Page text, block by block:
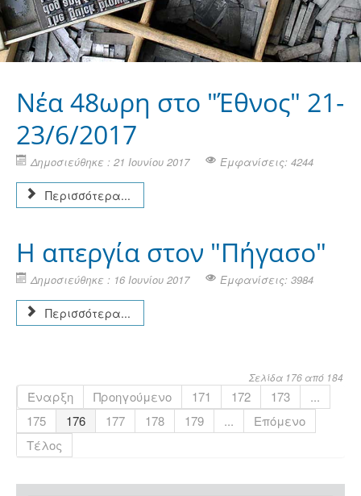
Νέα 48ωρη στο "Έθνος" 21-
23/6/2017
Δημοσιεύθηκε : 21 Ιουνίου 2017 Εμφανίσεις: 4244
Περισσότερα...
Η απεργία στον "Πήγασο"
Δημοσιεύθηκε : 16 Ιουνίου 2017 Εμφανίσεις: 3984
Περισσότερα...
Σελίδα 176 από 184
Έναρξη Προηγούμενο 171 172 173
...
175
176 177 178 179 ...
Επόμενο
Τέλος